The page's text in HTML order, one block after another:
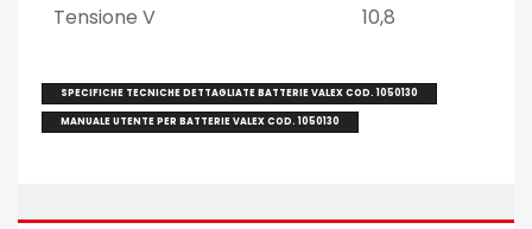
Tensione V 10,8
SPECIFICHE TECNICHE DETTAGLIATE BATTERIE VALEX COD. 1050130
MANUALE UTENTE PER BATTERIE VALEX COD. 1050130